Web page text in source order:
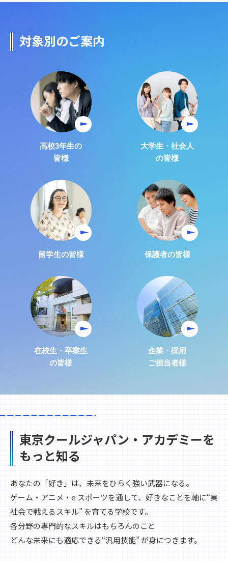
対象別のご案内
高校3年生の
皆様
大学生・社会人
の皆様
留学生の皆様 保護者の皆様
在校生・卒業生
の皆様
企業・採用
ご担当者様
東京クールジャパン・アカデミーを
もっと知る
あなたの「好き」は、未来をひらく強い武器になる。
ゲーム・アニメ・e スポーツを通して、好きなことを軸に“実
社会で戦えるスキル” を育てる学校です。
各分野の専門的なスキルはもちろんのこと
どんな未来にも適応できる“汎用技能” が身につきます。